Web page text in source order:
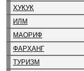
ҲУҚУҚ
ИЛМ
МАОРИФ
ФАРҲАНГ
ТУРИЗМ